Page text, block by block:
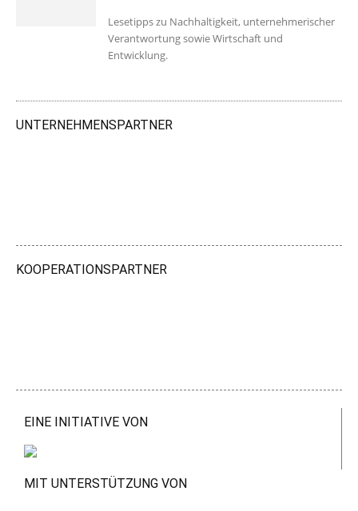
Lesetipps zu Nachhaltigkeit, unternehmerischer
Verantwortung sowie Wirtschaft und
Entwicklung.
UNTERNEHMENSPARTNER
KOOPERATIONSPARTNER
EINE INITIATIVE VON
MIT UNTERSTÜTZUNG VON